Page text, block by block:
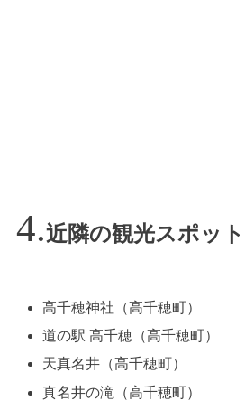
近隣の観光スポット
高千穂神社（高千穂町）
道の駅 高千穂（高千穂町）
天真名井（高千穂町）
真名井の滝（高千穂町）